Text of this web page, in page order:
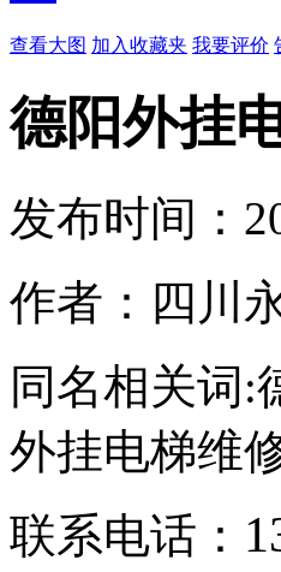
查看大图 加入收藏夹 我要评价
德阳外挂
发布时间：
作者：四川
同名相关词:
外挂电梯维
联系电话：